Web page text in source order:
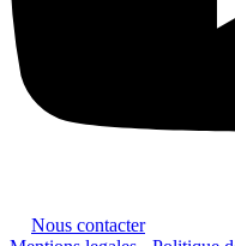
Nous contacter